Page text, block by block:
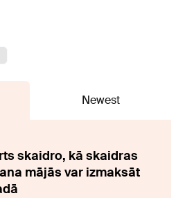
Newest
skaidro, kā skaidras
mājās var izmaksāt